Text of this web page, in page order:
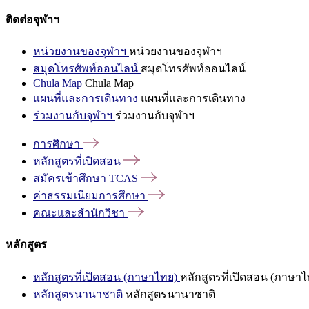
ติดต่อจุฬาฯ
หน่วยงานของจุฬาฯ หน่วยงานของจุฬาฯ
สมุดโทรศัพท์ออนไลน์ สมุดโทรศัพท์ออนไลน์
Chula Map Chula Map
แผนที่และการเดินทาง แผนที่และการเดินทาง
ร่วมงานกับจุฬาฯ ร่วมงานกับจุฬาฯ
การศึกษา
หลักสูตรที่เปิดสอน
สมัครเข้าศึกษา TCAS
ค่าธรรมเนียมการศึกษา
คณะและสำนักวิชา
หลักสูตร
หลักสูตรที่เปิดสอน (ภาษาไทย) หลักสูตรที่เปิดสอน (ภาษาไ
หลักสูตรนานาชาติ หลักสูตรนานาชาติ